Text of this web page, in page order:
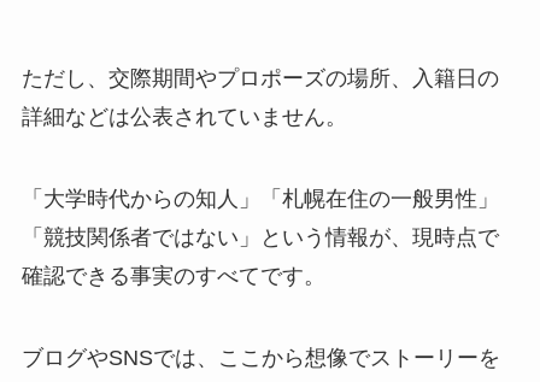
ただし、交際期間やプロポーズの場所、入籍日の
詳細などは公表されていません。
「大学時代からの知人」「札幌在住の一般男性」
「競技関係者ではない」という情報が、現時点で
確認できる事実のすべてです。
ブログやSNSでは、ここから想像でストーリーを